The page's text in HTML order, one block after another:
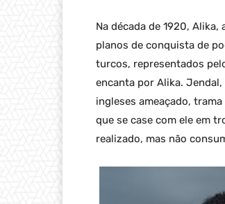
Na década de 1920,
planos de conquista de
turcos, representados
encanta por Alika.
ingleses ameaçado,
que se case com ele em
realizado, mas não